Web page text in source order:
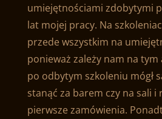
umiejętnościami zdobytymi
lat mojej pracy. Na
przede wszystkim na
ponieważ zależy nam na
po odbytym szkoleniu mógł
stanąć za barem czy na sali i
pierwsze zamówienia.